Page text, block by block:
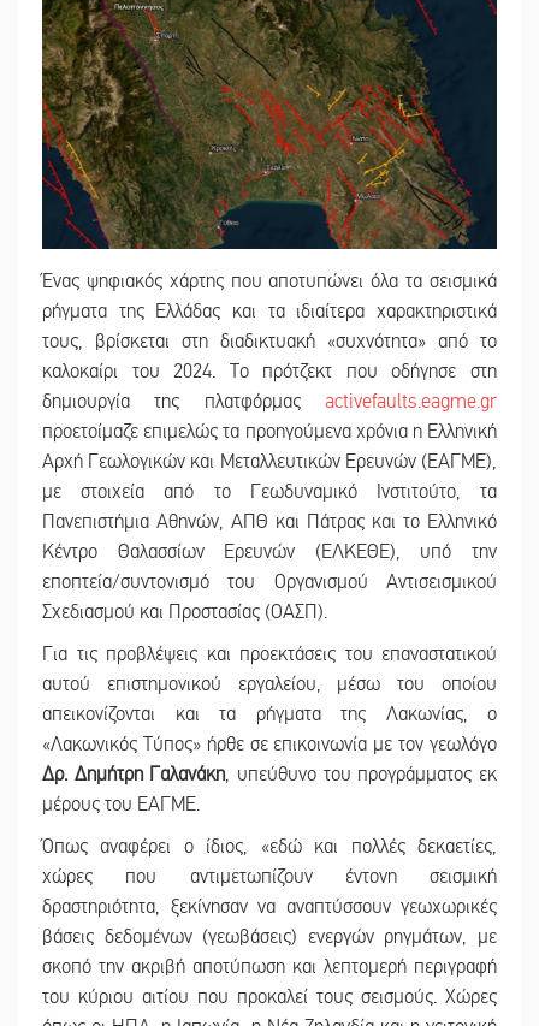
Ένας ψηφιακός χάρτης που αποτυπώνει όλα τα σεισμικά
ρήγματα της Ελλάδας και τα ιδιαίτερα χαρακτηριστικά
τους, βρίσκεται στη διαδικτυακή «συχνότητα» από το
καλοκαίρι του 2024. Το πρότζεκτ που οδήγησε στη
δημιουργία της πλατφόρμας activefaults.eagme.gr
προετοίμαζε επιμελώς τα προηγούμενα χρόνια η Ελληνική
Αρχή Γεωλογικών και Μεταλλευτικών Ερευνών (ΕΑΓΜΕ),
με στοιχεία από το Γεωδυναμικό Ινστιτούτο, τα
Πανεπιστήμια Αθηνών, ΑΠΘ και Πάτρας και το Ελληνικό
Κέντρο Θαλασσίων Ερευνών (ΕΛΚΕΘΕ), υπό την
εποπτεία/συντονισμό του Οργανισμού Αντισεισμικού
Σχεδιασμού και Προστασίας (ΟΑΣΠ).
Για τις προβλέψεις και προεκτάσεις του επαναστατικού
αυτού επιστημονικού εργαλείου, μέσω του οποίου
απεικονίζονται και τα ρήγματα της Λακωνίας, ο
«Λακωνικός Τύπος» ήρθε σε επικοινωνία με τον γεωλόγο
Δρ. Δημήτρη Γαλανάκη, υπεύθυνο του προγράμματος εκ
μέρους του ΕΑΓΜΕ.
Όπως αναφέρει ο ίδιος, «εδώ και πολλές δεκαετίες,
χώρες που αντιμετωπίζουν έντονη σεισμική
δραστηριότητα, ξεκίνησαν να αναπτύσσουν γεωχωρικές
βάσεις δεδομένων (γεωβάσεις) ενεργών ρηγμάτων, με
σκοπό την ακριβή αποτύπωση και λεπτομερή περιγραφή
του κύριου αιτίου που προκαλεί τους σεισμούς. Χώρες